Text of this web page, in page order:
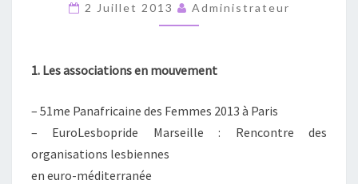
JUILLET
2 Juillet 2013 Administrateur
1. Les associations en mouvement
– 51me Panafricaine des Femmes 2013 à Paris
– EuroLesbopride Marseille : Rencontre des
organisations lesbiennes
en euro-méditerranée